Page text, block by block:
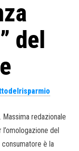
del
Massima redazionale
del
è la